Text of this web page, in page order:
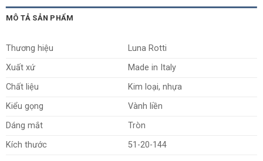
MÔ TẢ SẢN PHẨM
Thương hiệu
Luna Rotti
Xuất xứ
Made in Italy
Chất liệu
Kim loại, nhựa
Kiểu gọng
Vành liền
Dáng mắt
Tròn
Kích thước
51-20-144